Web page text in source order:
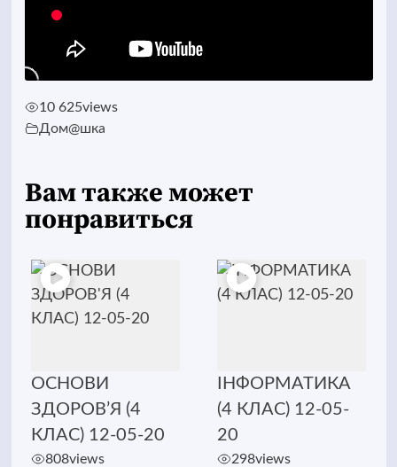
10 625views
Дом@шка
Вам также может
понравиться
ОСНОВИ
ЗДОРОВ’Я (4
КЛАС) 12-05-20
808views
ІНФОРМАТИКА
(4 КЛАС) 12-05-
20
298views